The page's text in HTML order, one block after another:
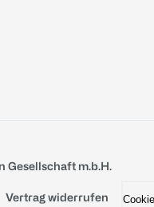
Gesellschaft m.b.H.
Vertrag widerrufen